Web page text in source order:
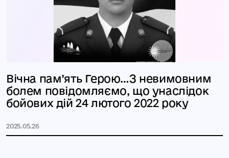
Вічна пам’ять Герою…З невимовним
болем повідомляємо, що унаслідок
бойових дій 24 лютого 2022 року
2025.05.26